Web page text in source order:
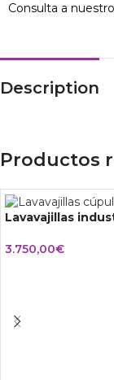
Consulta a
Description
Productos
Lavavajillas
3.750,00€